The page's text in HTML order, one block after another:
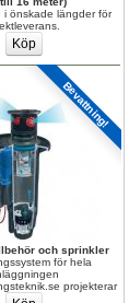
i önskade längder för
Bevattning!
och sprinkler
för hela
projekterar